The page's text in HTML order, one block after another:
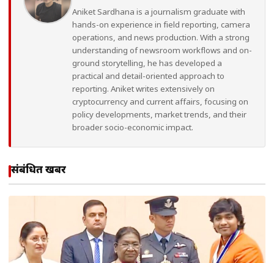
Aniket Sardhana is a journalism graduate with
hands-on experience in field reporting, camera
operations, and news production. With a strong
understanding of newsroom workflows and on-
ground storytelling, he has developed a
practical and detail-oriented approach to
reporting. Aniket writes extensively on
cryptocurrency and current affairs, focusing on
policy developments, market trends, and their
broader socio-economic impact.
संबंधित खबरें